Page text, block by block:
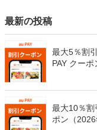
最新の投稿
最大5％割
PAY クー
最大10％割
ポン（2026